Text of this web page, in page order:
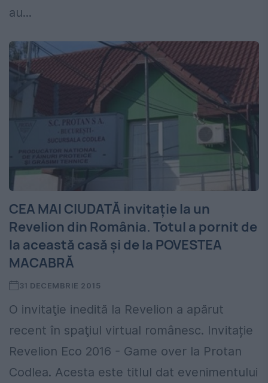
au...
CEA MAI CIUDATĂ invitaţie la un
Revelion din România. Totul a pornit de
la această casă şi de la POVESTEA
MACABRĂ
31 DECEMBRIE 2015
O invitaţie inedită la Revelion a apărut
recent în spaţiul virtual românesc. Invitație
Revelion Eco 2016 - Game over la Protan
Codlea. Acesta este titlul dat evenimentului